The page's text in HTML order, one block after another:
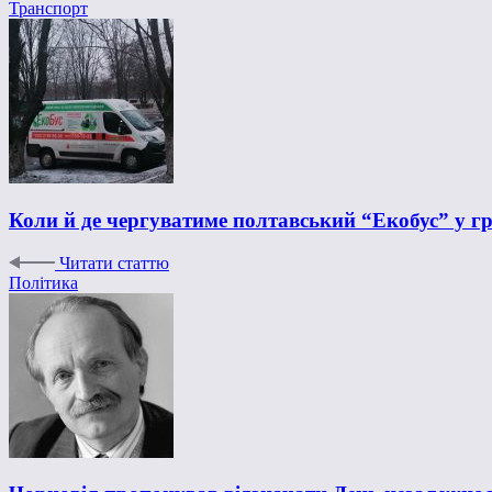
Транспорт
Коли й де чергуватиме полтавський “Екобус” у
Читати статтю
Політика